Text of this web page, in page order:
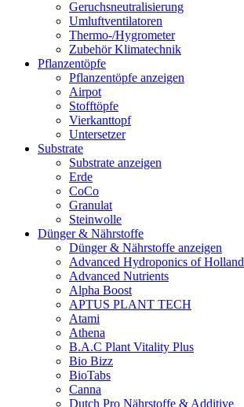
Geruchsneutralisierung
Umluftventilatoren
Thermo-/Hygrometer
Zubehör Klimatechnik
Pflanzentöpfe
Pflanzentöpfe anzeigen
Airpot
Stofftöpfe
Vierkanttopf
Untersetzer
Substrate
Substrate anzeigen
Erde
CoCo
Granulat
Steinwolle
Dünger & Nährstoffe
Dünger & Nährstoffe anzeigen
Advanced Hydroponics of Holland
Advanced Nutrients
Alpha Boost
APTUS PLANT TECH
Atami
Athena
B.A.C Plant Vitality Plus
Bio Bizz
BioTabs
Canna
Dutch Pro Nährstoffe & Additive